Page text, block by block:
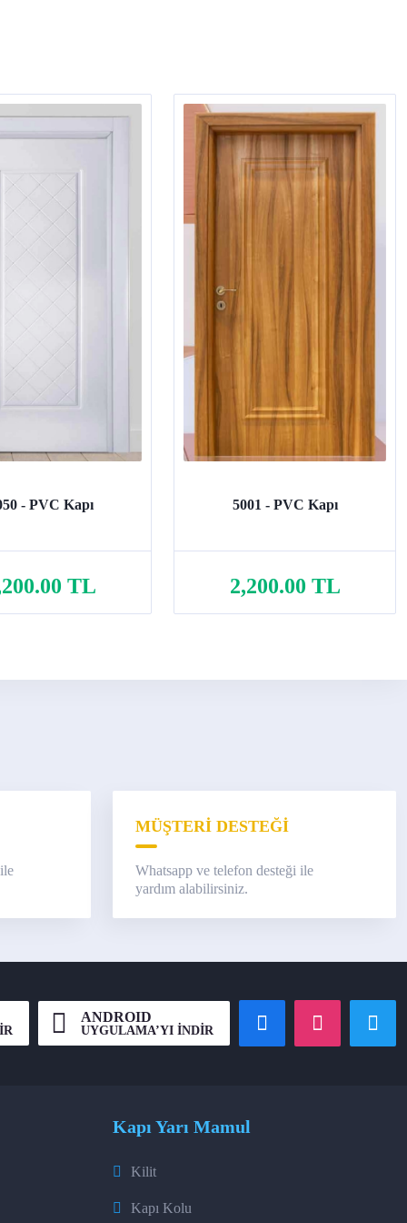
- PVC Kapı
TL
Sepete Ekle
5001 - PVC Kapı
2,200.00 TL
Sepete Ekle
MÜŞTERİ DESTEĞİ
Whatsapp ve telefon desteği ile
yardım alabilirsiniz.
ANDROID
UYGULAMA’YI İNDİR
Kapı Yarı Mamul
Kilit
Kapı Kolu